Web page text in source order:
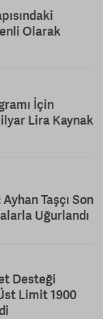
Olarak
İçin
Lira Kaynak
Taşçı Son
Uğurlandı
Desteği
Limit 1900